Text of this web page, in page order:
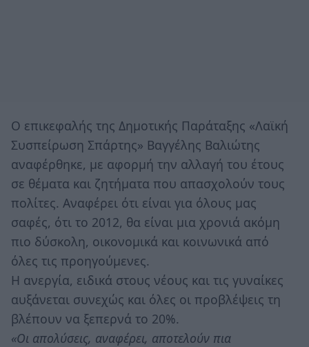
Ο επικεφαλής της Δημοτικής Παράταξης «Λαϊκή
Συσπείρωση Σπάρτης» Βαγγέλης Βαλιώτης
αναφέρθηκε, με αφορμή την αλλαγή του έτους
σε θέματα και ζητήματα που απασχολούν τους
πολίτες. Αναφέρει ότι είναι για όλους μας
σαφές, ότι το 2012, θα είναι μια χρονιά ακόμη
πιο δύσκολη, οικονομικά και κοινωνικά από
όλες τις προηγούμενες.
Η ανεργία, ειδικά στους νέους και τις γυναίκες
αυξάνεται συνεχώς και όλες οι προβλέψεις τη
βλέπουν να ξεπερνά το 20%.
«Οι απολύσεις, αναφέρει, αποτελούν πια